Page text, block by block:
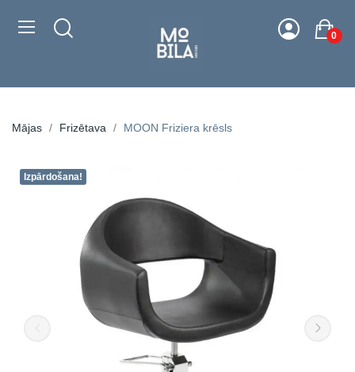
0
Mājas Frizētava MOON Friziera krēsls
Izpārdošana!